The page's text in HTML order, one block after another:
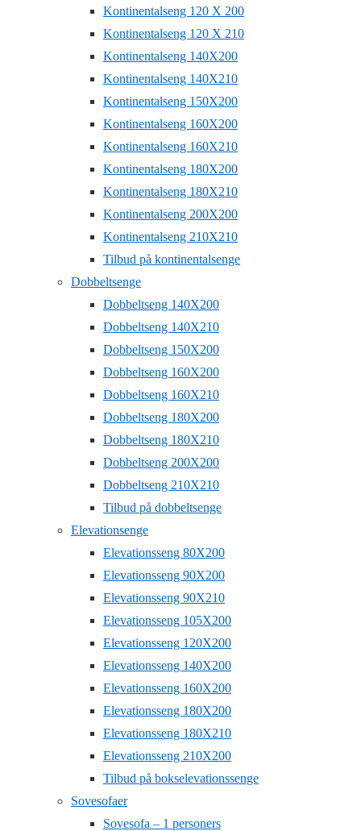
Kontinentalseng 120 X 200
Kontinentalseng 120 X 210
Kontinentalseng 140X200
Kontinentalseng 140X210
Kontinentalseng 150X200
Kontinentalseng 160X200
Kontinentalseng 160X210
Kontinentalseng 180X200
Kontinentalseng 180X210
Kontinentalseng 200X200
Kontinentalseng 210X210
Tilbud på kontinentalsenge
Dobbeltsenge
Dobbeltseng 140X200
Dobbeltseng 140X210
Dobbeltseng 150X200
Dobbeltseng 160X200
Dobbeltseng 160X210
Dobbeltseng 180X200
Dobbeltseng 180X210
Dobbeltseng 200X200
Dobbeltseng 210X210
Tilbud på dobbeltsenge
Elevationsenge
Elevationsseng 80X200
Elevationsseng 90X200
Elevationsseng 90X210
Elevationsseng 105X200
Elevationsseng 120X200
Elevationsseng 140X200
Elevationsseng 160X200
Elevationsseng 180X200
Elevationsseng 180X210
Elevationsseng 210X200
Tilbud på bokselevationssenge
Sovesofaer
Sovesofa – 1 personers